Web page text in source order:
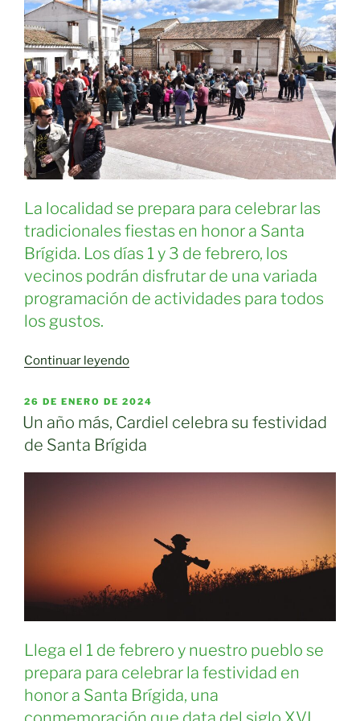
La localidad se prepara para celebrar las
tradicionales fiestas en honor a Santa
Brígida. Los días 1 y 3 de febrero, los
vecinos podrán disfrutar de una variada
programación de actividades para todos
los gustos.
Continuar leyendo«Programa
actos
en
Honor
a
Santa
PUBLICADO
EL
26 DE ENERO DE 2024
Un año más, Cardiel celebra su festividad
de Santa Brígida
Llega el 1 de febrero y nuestro pueblo se
prepara para celebrar la festividad en
honor a Santa Brígida, una